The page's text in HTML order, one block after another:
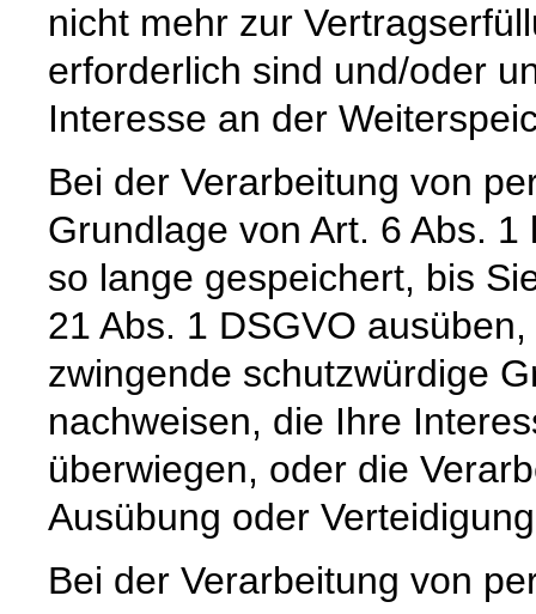
nicht mehr zur
erforderlich sind und/oder
Interesse an der
Bei der Verarbeitung von
Grundlage von Art. 6 Abs.
so lange gespeichert, bis
21 Abs. 1 DSGVO
zwingende schutzwürdige
nachweisen, die Ihre
überwiegen, oder die
Ausübung oder
Bei der Verarbeitung von